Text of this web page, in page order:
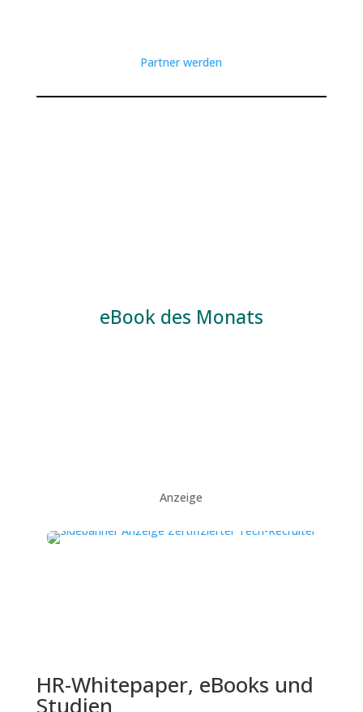
Partner werden
eBook des Monats
Anzeige
HR-Whitepaper, eBooks und
Studien